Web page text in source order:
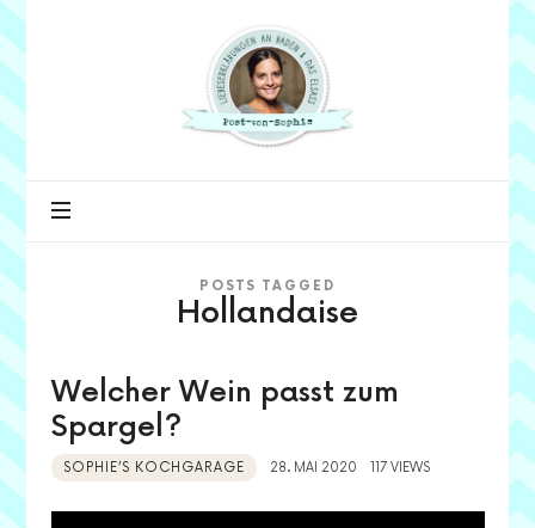
Post
von
Sophie
POSTS TAGGED
Hollandaise
Welcher Wein passt zum
Spargel?
SOPHIE’S KOCHGARAGE 28. MAI 2020 117 VIEWS